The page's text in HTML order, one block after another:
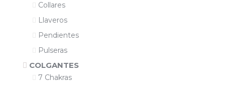
Collares
Llaveros
Pendientes
Pulseras
COLGANTES
7 Chakras